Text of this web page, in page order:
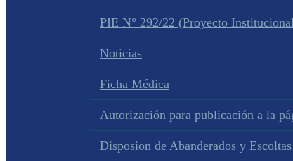
PIE N° 292/22 (Proyecto
Noticias
Ficha Médica
Autorización para publicación a la
Disposion de Abanderados y